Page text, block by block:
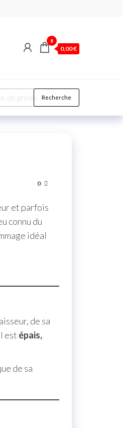
0
0,00 €
Recherche
0
et parfois
connu du
idéal
de sa
est épais,
de sa